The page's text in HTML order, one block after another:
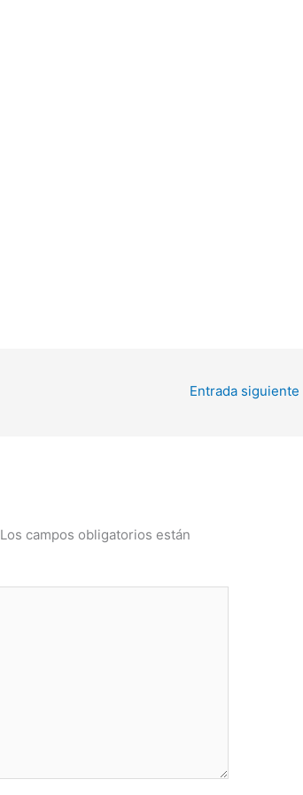
Entrada siguiente
Los campos obligatorios están